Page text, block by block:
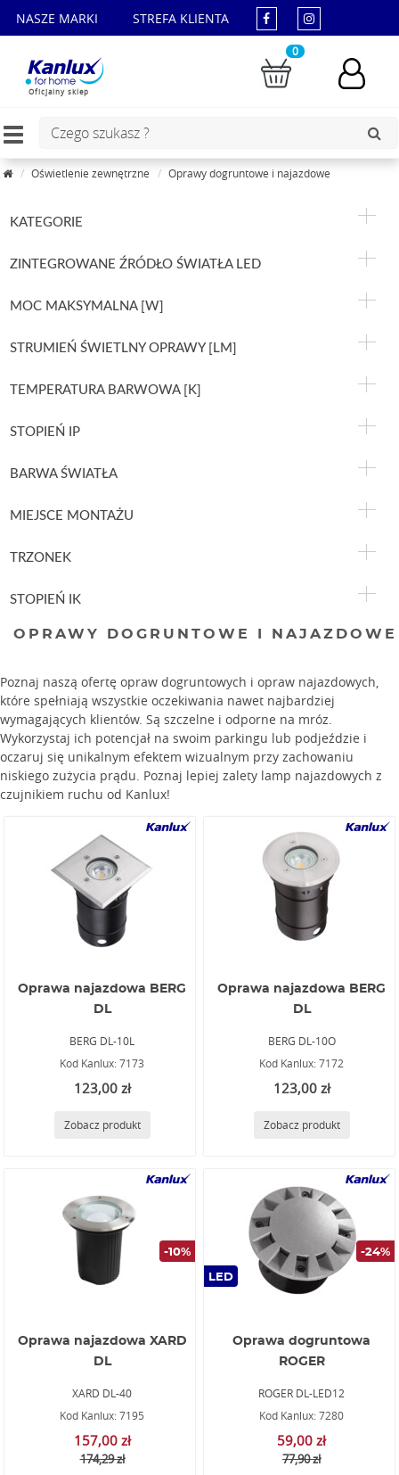
NASZE MARKI STREFA KLIENTA
Oficjalny sklep
0
Toggle
Oświetlenie zewnętrzne Oprawy dogruntowe i najazdowe
KATEGORIE
ZINTEGROWANE ŹRÓDŁO ŚWIATŁA LED
MOC MAKSYMALNA [W]
STRUMIEŃ ŚWIETLNY OPRAWY [LM]
TEMPERATURA BARWOWA [K]
STOPIEŃ IP
BARWA ŚWIATŁA
MIEJSCE MONTAŻU
TRZONEK
STOPIEŃ IK
OPRAWY DOGRUNTOWE I NAJAZDOWE
Poznaj naszą ofertę opraw dogruntowych i opraw najazdowych,
które spełniają wszystkie oczekiwania nawet najbardziej
wymagających klientów. Są szczelne i odporne na mróz.
Wykorzystaj ich potencjał na swoim parkingu lub podjeździe i
oczaruj się unikalnym efektem wizualnym przy zachowaniu
niskiego zużycia prądu. Poznaj lepiej zalety lamp najazdowych z
czujnikiem ruchu od Kanlux!
Oprawa najazdowa BERG
DL
BERG DL-10L
Kod Kanlux: 7173
123,00 zł
Zobacz produkt
Oprawa najazdowa BERG
DL
BERG DL-10O
Kod Kanlux: 7172
123,00 zł
Zobacz produkt
-10%
Oprawa najazdowa XARD
DL
XARD DL-40
Kod Kanlux: 7195
157,00 zł
174,29 zł
LED
-24%
Oprawa dogruntowa
ROGER
ROGER DL-LED12
Kod Kanlux: 7280
59,00 zł
77,90 zł